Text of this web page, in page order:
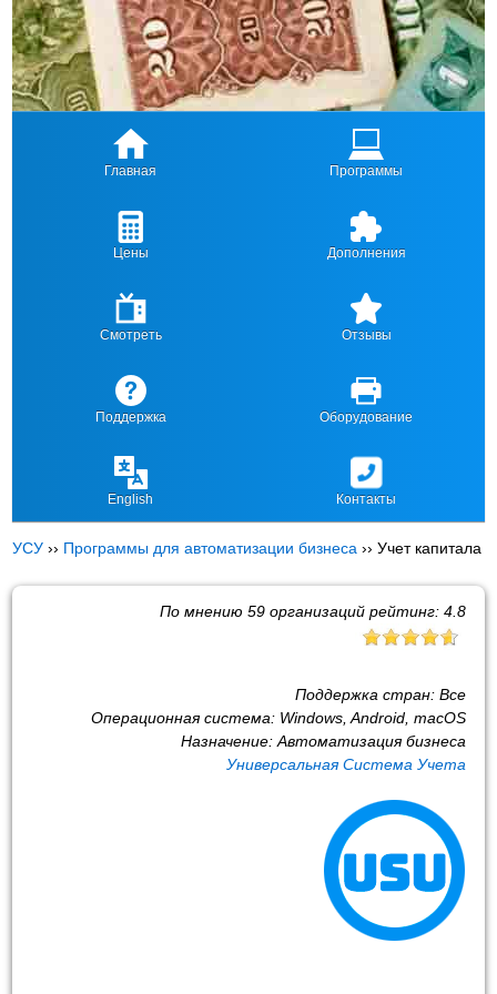
Главная Программы
Цены Дополнения
Смотреть Отзывы
Поддержка Оборудование
English Контакты
УСУ ›› Программы для автоматизации бизнеса ››Учет капитала
По мнению 59организаций рейтинг: 4.8
Поддержка стран: Все
Операционная система: Windows, Android, macOS
Назначение: Автоматизация бизнеса
Универсальная Система Учета